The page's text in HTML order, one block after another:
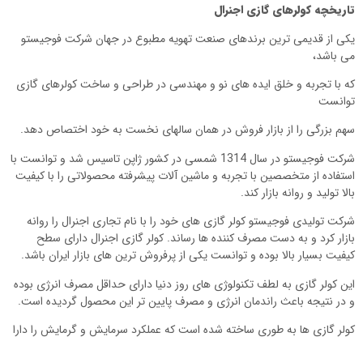
تاریخچه کولرهای گازی اجنرال
یکی از قدیمی ترین برندهای صنعت تهویه مطبوع در جهان شرکت فوجیستو
می باشد،
که با تجربه و خلق ایده های نو و مهندسی در طراحی و ساخت کولرهای گازی
توانست
سهم بزرگی را از بازار فروش در همان سالهای نخست به خود اختصاص دهد.
شرکت فوجیستو در سال 1314 شمسی در کشور ژاپن تاسیس شد و توانست با
استفاده از متخصصین با تجربه و ماشین آلات پیشرفته محصولاتی را با کیفیت
بالا تولید و روانه بازار کند.
شرکت تولیدی فوجیستو کولر گازی های خود را با نام تجاری اجنرال را روانه
بازار کرد و به دست مصرف کننده ها رساند. کولر گازی اجنرال دارای سطح
کیفیت بسیار بالا بوده و توانست یکی از پرفروش ترین های بازار ایران باشد.
این کولر گازی به لطف تکنولوژی های روز دنیا دارای حداقل مصرف انرژی بوده
و در نتیجه باعث راندمان انرژی و مصرف پایین تر این محصول گردیده است.
کولر گازی ها به طوری ساخته شده است که عملکرد سرمایش و گرمایش را دارا